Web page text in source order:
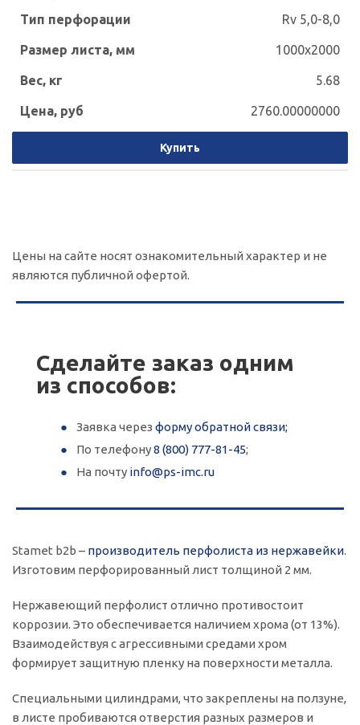
Rv 5,0-8,0
1000x2000
5.68
2760.00000000
Купить
Цены на сайте носят ознакомительный характер и не
являются публичной офертой.
Сделайте заказ одним
из способов:
Заявка через форму обратной связи;
По телефону8 (800) 777-81-45;
На почту info@ps-imc.ru
Stamet b2b – производитель перфолиста из нержавейки.
Изготовим перфорированный лист толщиной 2 мм.
Нержавеющий перфолист отлично противостоит
коррозии. Это обеспечивается наличием хрома (от 13%).
Взаимодействуя с агрессивными средами хром
формирует защитную пленку на поверхности металла.
Специальными цилиндрами, что закреплены на ползуне,
в листе пробиваются отверстия разных размеров и